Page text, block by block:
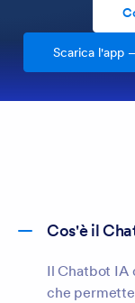
Scarica l'app
Cos'è il
Il Chatbot IA
che